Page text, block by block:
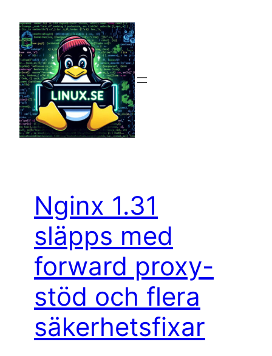
innehåll
Nginx 1.31
släpps med
forward proxy-
stöd och flera
säkerhetsfixar